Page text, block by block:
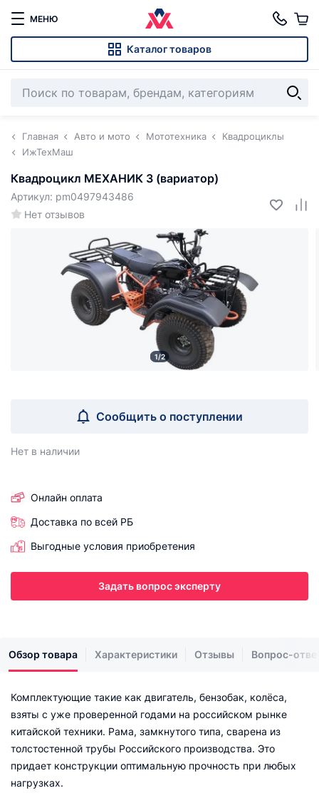
МЕНЮ
Каталог товаров
Главная Авто и мото Мототехника
Квадроциклы
ИжТехМаш
Квадроцикл МЕХАНИК 3 (вариатор)
Нет отзывов
Артикул: pm0497943486
1/2
Сообщить о поступлении
Нет в наличии
Онлайн оплата
Доставка по всей РБ
Выгодные условия приобретения
Задать вопрос эксперту
Обзор товара Характеристики Отзывы Вопрос-
Комплектующие такие как двигатель, бензобак, колёса,
взяты с уже проверенной годами на российском рынке
китайской техники. Рама, замкнутого типа, сварена из
толстостенной трубы Российского производства. Это
придает конструкции оптимальную прочность при любых
нагрузках.